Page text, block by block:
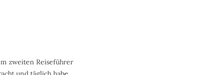
zweiten Reiseführer